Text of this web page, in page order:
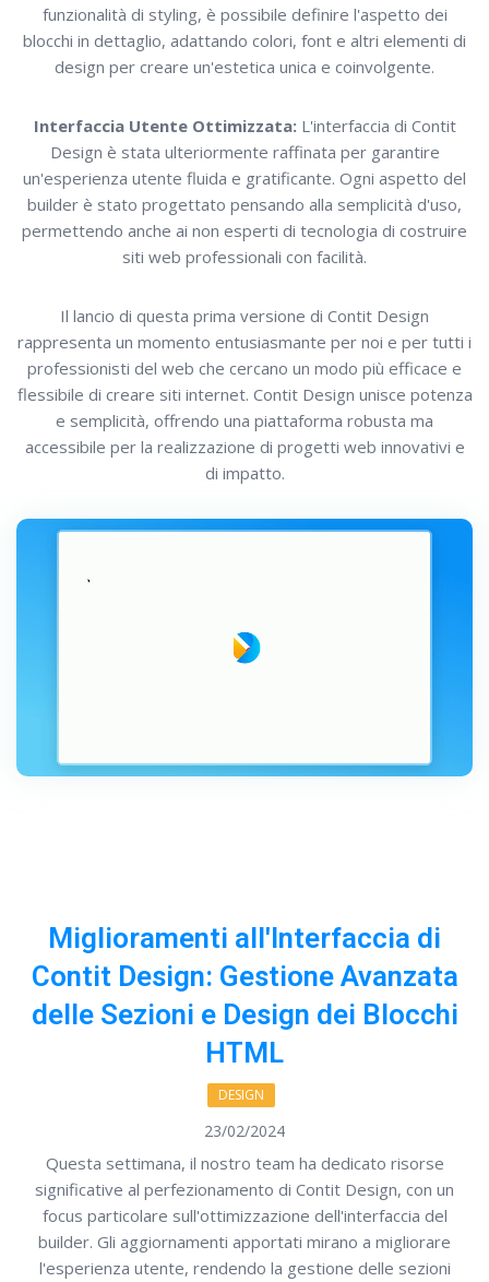
funzionalità di styling, è possibile definire l'aspetto dei
blocchi in dettaglio, adattando colori, font e altri elementi di
design per creare un'estetica unica e coinvolgente.
Interfaccia Utente Ottimizzata:L'interfaccia di Contit
Design è stata ulteriormente raffinata per garantire
un'esperienza utente fluida e gratificante. Ogni aspetto del
builder è stato progettato pensando alla semplicità d'uso,
permettendo anche ai non esperti di tecnologia di costruire
siti web professionali con facilità.
Il lancio di questa prima versione di Contit Design
rappresenta un momento entusiasmante per noi e per tutti i
professionisti del web che cercano un modo più efficace e
flessibile di creare siti internet. Contit Design unisce potenza
e semplicità, offrendo una piattaforma robusta ma
accessibile per la realizzazione di progetti web innovativi e
di impatto.
Miglioramenti all'Interfaccia di
Contit Design: Gestione Avanzata
delle Sezioni e Design dei Blocchi
HTML
DESIGN
23/02/2024
Questa settimana, il nostro team ha dedicato risorse
significative al perfezionamento di Contit Design, con un
focus particolare sull'ottimizzazione dell'interfaccia del
builder. Gli aggiornamenti apportati mirano a migliorare
l'esperienza utente, rendendo la gestione delle sezioni